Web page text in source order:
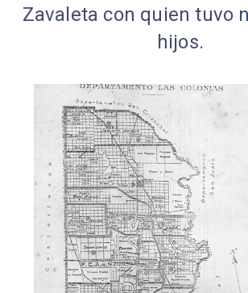
Zavaleta con quien tuvo
hijos.